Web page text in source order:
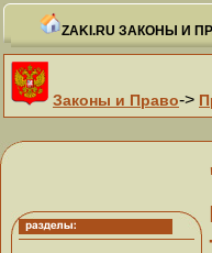
ZAKI.RU ЗАКОНЫ И
Законы и Право->